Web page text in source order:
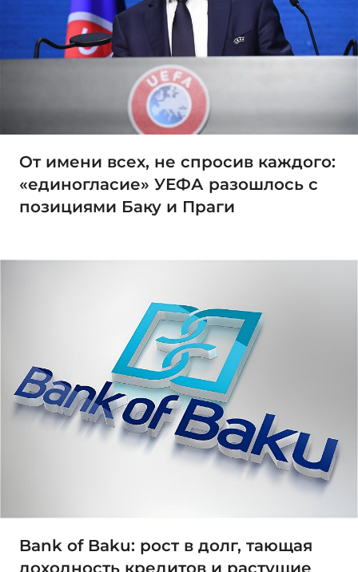
От имени всех, не спросив каждого:
«единогласие» УЕФА разошлось с
позициями Баку и Праги
Bank of Baku: рост в долг, тающая
доходность кредитов и растущие